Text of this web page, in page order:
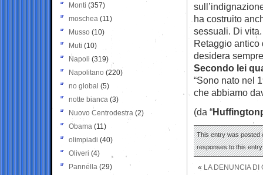
ha costruito
sessuali. Di
Retaggio antico
desidera
Secondo lei
“Sono nato nel
che abbiamo
(da “
This entry was posted
responses to this
« LA DENUNCIA DI
Monti (357)
moschea (11)
Musso (10)
Muti (10)
Napoli (319)
Napolitano (220)
no global (5)
notte bianca (3)
Nuovo Centrodestra (2)
Obama (11)
olimpiadi (40)
Oliveri (4)
Pannella (29)